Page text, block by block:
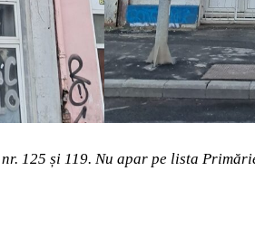
125 și 119. Nu apar pe lista